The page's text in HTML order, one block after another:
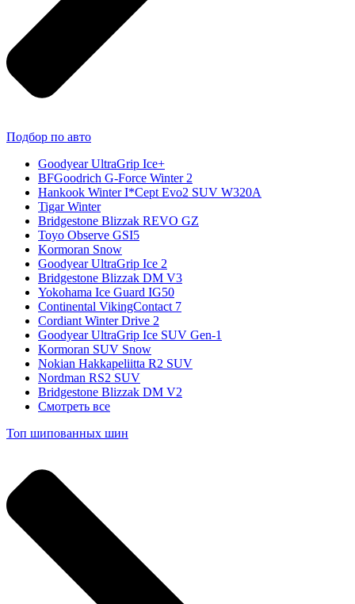
Подбор по авто
Goodyear UltraGrip Ice+
BFGoodrich G-Force Winter 2
Hankook Winter I*Cept Evo2 SUV W320A
Tigar Winter
Bridgestone Blizzak REVO GZ
Toyo Observe GSI5
Kormoran Snow
Goodyear UltraGrip Ice 2
Bridgestone Blizzak DM V3
Yokohama Ice Guard IG50
Continental VikingContact 7
Cordiant Winter Drive 2
Goodyear UltraGrip Ice SUV Gen-1
Kormoran SUV Snow
Nokian Hakkapeliitta R2 SUV
Nordman RS2 SUV
Bridgestone Blizzak DM V2
Смотреть все
Топ шипованных шин